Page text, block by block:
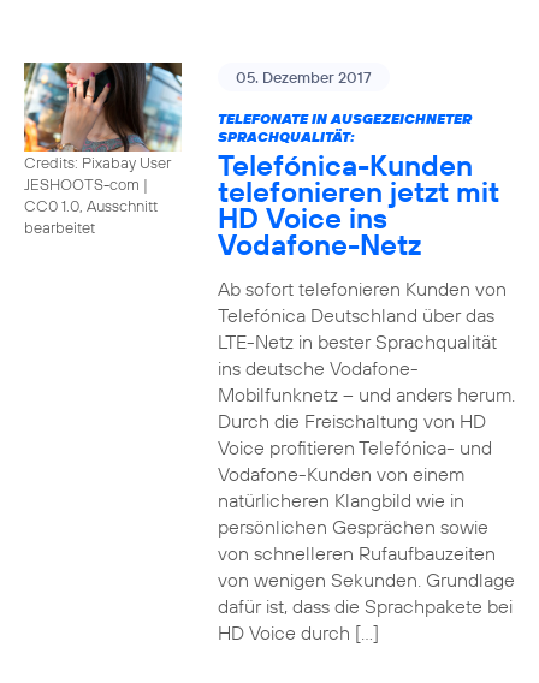
Credits: Pixabay User
JESHOOTS-com |
CC0 1.0, Ausschnitt
bearbeitet
05. Dezember 2017
TELEFONATE IN AUSGEZEICHNETER
SPRACHQUALITÄT:
Telefónica-Kunden
telefonieren jetzt mit
HD Voice ins
Vodafone-Netz
Ab sofort telefonieren Kunden von
Telefónica Deutschland über das
LTE-Netz in bester Sprachqualität
ins deutsche Vodafone-
Mobilfunknetz – und anders herum.
Durch die Freischaltung von HD
Voice profitieren Telefónica- und
Vodafone-Kunden von einem
natürlicheren Klangbild wie in
persönlichen Gesprächen sowie
von schnelleren Rufaufbauzeiten
von wenigen Sekunden. Grundlage
dafür ist, dass die Sprachpakete bei
HD Voice durch […]